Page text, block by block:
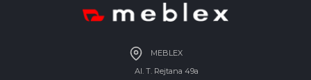
MEBLEX
Al. T. Rejtana 49a